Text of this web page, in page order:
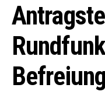
Befreiung